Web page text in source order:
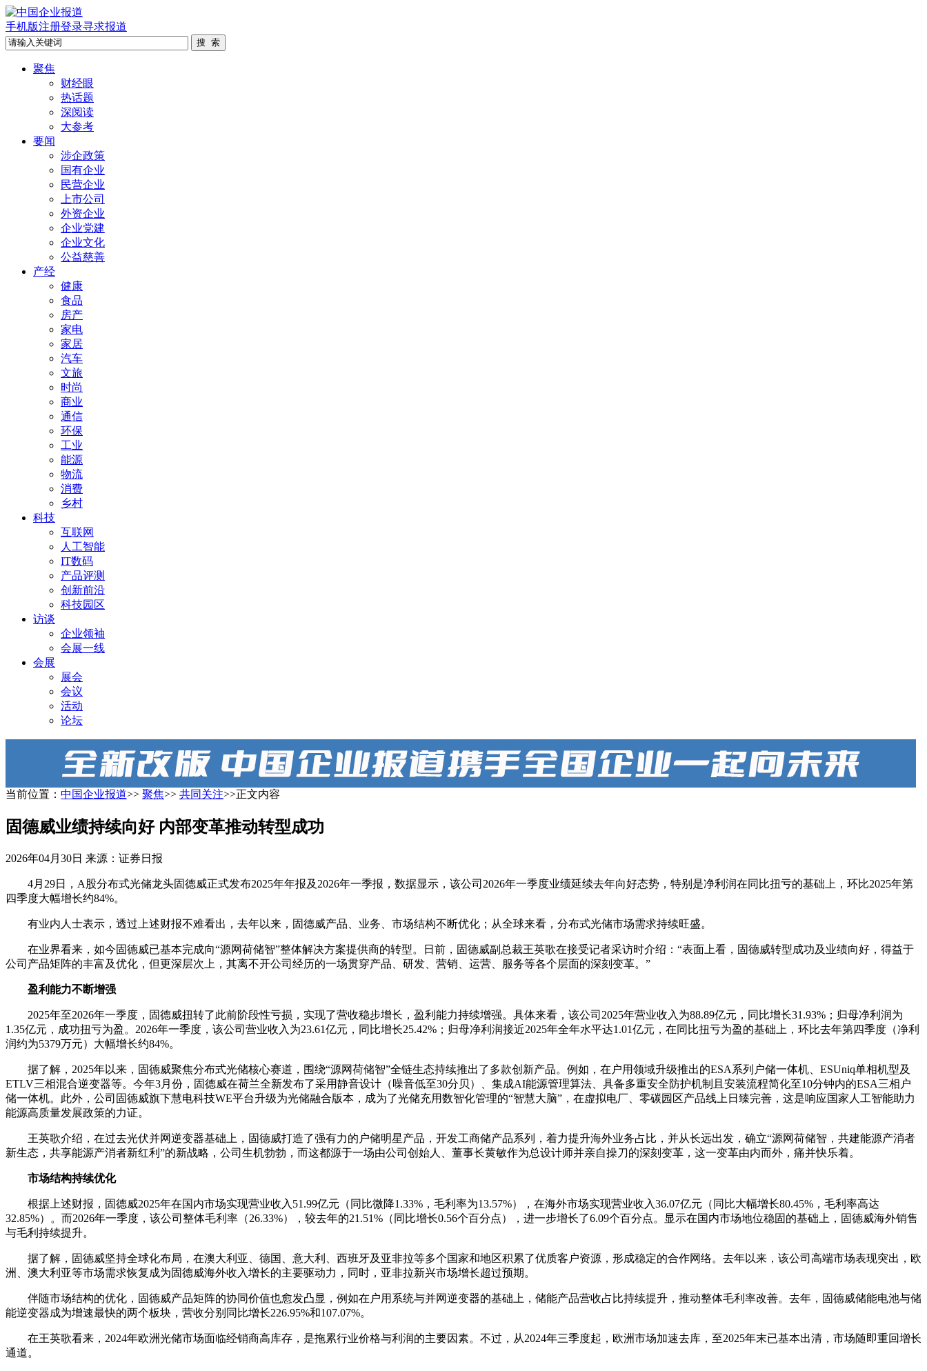
手机版注册登录寻求报道
聚焦
财经眼
热话题
深阅读
大参考
要闻
涉企政策
国有企业
民营企业
上市公司
外资企业
企业党建
企业文化
公益慈善
产经
健康
食品
房产
家电
家居
汽车
文旅
时尚
商业
通信
环保
工业
能源
物流
消费
乡村
科技
互联网
人工智能
IT数码
产品评测
创新前沿
科技园区
访谈
企业领袖
会展一线
会展
展会
会议
活动
论坛
当前位置： 中国企业报道>> 聚焦>> 共同关注>>正文内容
固德威业绩持续向好 内部变革推动转型成功
2026年04月30日 来源：证券日报
4月29日，A股分布式光储龙头固德威正式发布2025年年报及2026年一季报，数据显示，该公司2026年一季度业绩延续去年向好态势，特别是净利润在同比扭亏的基础上，环比2025年第
四季度大幅增长约84%。
有业内人士表示，透过上述财报不难看出，去年以来，固德威产品、业务、市场结构不断优化；从全球来看，分布式光储市场需求持续旺盛。
在业界看来，如今固德威已基本完成向“源网荷储智”整体解决方案提供商的转型。日前，固德威副总裁王英歌在接受记者采访时介绍：“表面上看，固德威转型成功及业绩向好，得益于
公司产品矩阵的丰富及优化，但更深层次上，其离不开公司经历的一场贯穿产品、研发、营销、运营、服务等各个层面的深刻变革。”
盈利能力不断增强
2025年至2026年一季度，固德威扭转了此前阶段性亏损，实现了营收稳步增长，盈利能力持续增强。具体来看，该公司2025年营业收入为88.89亿元，同比增长31.93%；归母净利润为
1.35亿元，成功扭亏为盈。2026年一季度，该公司营业收入为23.61亿元，同比增长25.42%；归母净利润接近2025年全年水平达1.01亿元，在同比扭亏为盈的基础上，环比去年第四季度（净利
润约为5379万元）大幅增长约84%。
据了解，2025年以来，固德威聚焦分布式光储核心赛道，围绕“源网荷储智”全链生态持续推出了多款创新产品。例如，在户用领域升级推出的ESA系列户储一体机、ESUniq单相机型及
ETLV三相混合逆变器等。今年3月份，固德威在荷兰全新发布了采用静音设计（噪音低至30分贝）、集成AI能源管理算法、具备多重安全防护机制且安装流程简化至10分钟内的ESA三相户
储一体机。此外，公司固德威旗下慧电科技WE平台升级为光储融合版本，成为了光储充用数智化管理的“智慧大脑”，在虚拟电厂、零碳园区产品线上日臻完善，这是响应国家人工智能助力
能源高质量发展政策的力证。
王英歌介绍，在过去光伏并网逆变器基础上，固德威打造了强有力的户储明星产品，开发工商储产品系列，着力提升海外业务占比，并从长远出发，确立“源网荷储智，共建能源产消者
新生态，共享能源产消者新红利”的新战略，公司生机勃勃，而这都源于一场由公司创始人、董事长黄敏作为总设计师并亲自操刀的深刻变革，这一变革由内而外，痛并快乐着。
市场结构持续优化
根据上述财报，固德威2025年在国内市场实现营业收入51.99亿元（同比微降1.33%，毛利率为13.57%），在海外市场实现营业收入36.07亿元（同比大幅增长80.45%，毛利率高达
32.85%）。而2026年一季度，该公司整体毛利率（26.33%），较去年的21.51%（同比增长0.56个百分点），进一步增长了6.09个百分点。显示在国内市场地位稳固的基础上，固德威海外销售
与毛利持续提升。
据了解，固德威坚持全球化布局，在澳大利亚、德国、意大利、西班牙及亚非拉等多个国家和地区积累了优质客户资源，形成稳定的合作网络。去年以来，该公司高端市场表现突出，欧
洲、澳大利亚等市场需求恢复成为固德威海外收入增长的主要驱动力，同时，亚非拉新兴市场增长超过预期。
伴随市场结构的优化，固德威产品矩阵的协同价值也愈发凸显，例如在户用系统与并网逆变器的基础上，储能产品营收占比持续提升，推动整体毛利率改善。去年，固德威储能电池与储
能逆变器成为增速最快的两个板块，营收分别同比增长226.95%和107.07%。
在王英歌看来，2024年欧洲光储市场面临经销商高库存，是拖累行业价格与利润的主要因素。不过，从2024年三季度起，欧洲市场加速去库，至2025年末已基本出清，市场随即重回增长
通道。